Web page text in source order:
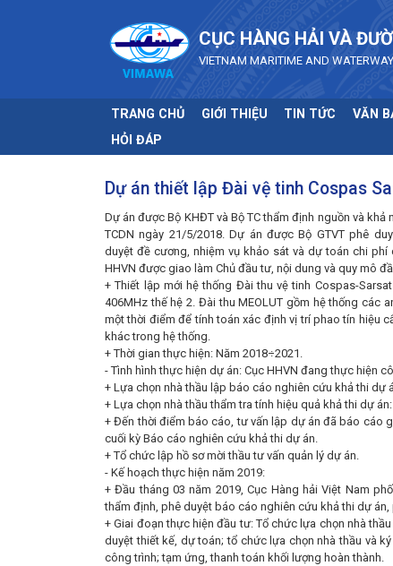
CỤC HÀNG HẢI VÀ
VIETNAM MARITIME AND
TRANG CHỦ GIỚI THIỆU TIN TỨC VĂN
HỎI ĐÁP
Dự án thiết lập Đài vệ tinh Cospas
Dự án được Bộ KHĐT và Bộ TC thẩm định nguồn và
TCDN ngày 21/5/2018. Dự án được Bộ GTVT phê
duyệt đề cương, nhiệm vụ khảo sát và dự toán chi
HHVN được giao làm Chủ đầu tư, nội dung và quy mô
+ Thiết lập mới hệ thống Đài thu vệ tinh Cospas-
406MHz thế hệ 2. Đài thu MEOLUT gồm hệ thống các
một thời điểm để tính toán xác định vị trí phao tín hiệu
khác trong hệ thống.
+ Thời gian thực hiện: Năm 2018÷2021.
- Tình hình thực hiện dự án: Cục HHVN đang thực hiện
+ Lựa chọn nhà thầu lập báo cáo nghiên cứu khả thi dự
+ Lựa chọn nhà thầu thẩm tra tính hiệu quả khả thi dự
+ Đến thời điểm báo cáo, tư vấn lập dự án đã báo cáo
cuối kỳ Báo cáo nghiên cứu khả thi dự án.
+ Tổ chức lập hồ sơ mời thầu tư vấn quản lý dự án.
- Kế hoạch thực hiện năm 2019:
+ Đầu tháng 03 năm 2019, Cục Hàng hải Việt Nam
thẩm định, phê duyệt báo cáo nghiên cứu khả thi dự
+ Giai đoạn thực hiện đầu tư: Tổ chức lựa chọn nhà
duyệt thiết kế, dự toán; tổ chức lựa chọn nhà thầu và
công trình; tạm ứng, thanh toán khối lượng hoàn thành.